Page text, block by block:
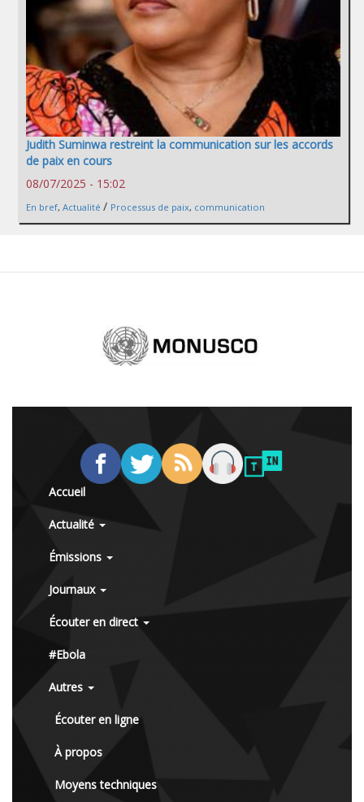
Judith Suminwa restreint la communication sur les accords
de paix en cours
08/07/2025 - 15:02
En bref, Actualité / Processus de paix, communication
Accueil
Actualité
Émissions
Journaux
Écouter en direct
#Ebola
Autres
Écouter en ligne
À propos
Moyens techniques